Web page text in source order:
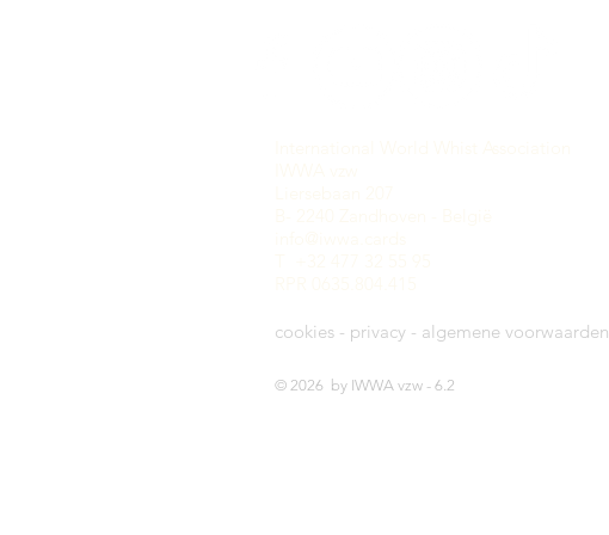
cookies - privacy - algemene voorwaarden
© 2026 by IWWA vzw - 6.2